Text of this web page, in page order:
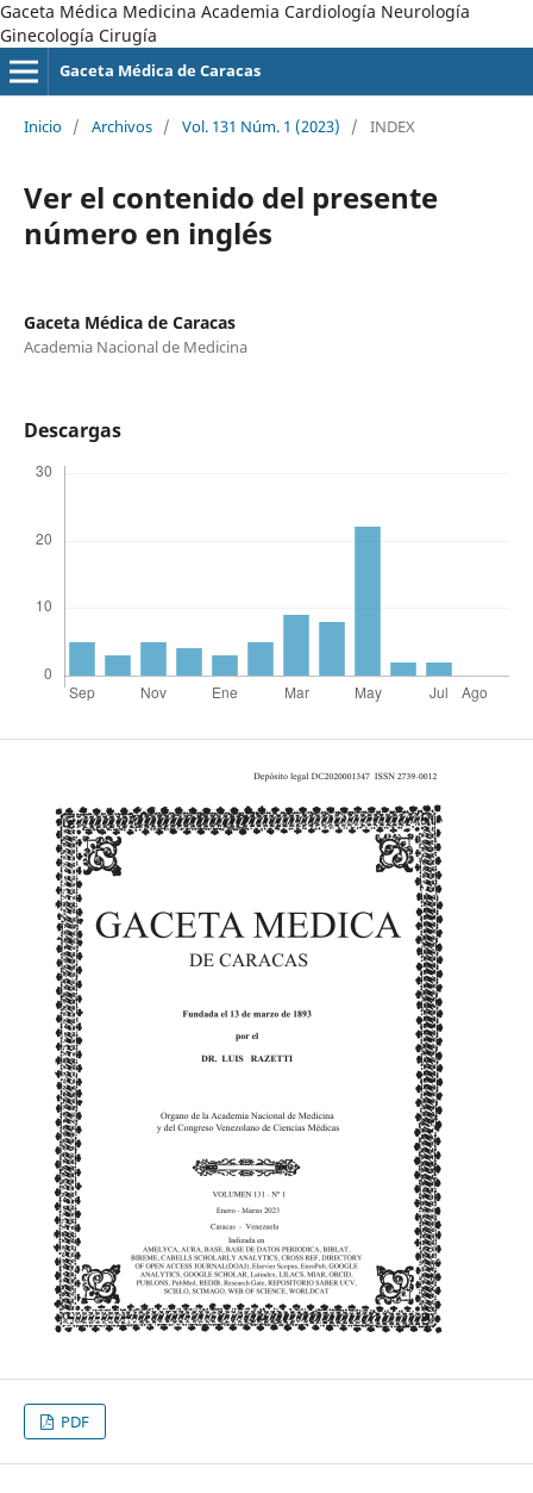
Gaceta Médica Medicina Academia Cardiología Neurología
Ginecología Cirugía
Gaceta Médica de Caracas
Inicio / Archivos / Vol. 131 Núm. 1 (2023) / INDEX
Ver el contenido del presente
número en inglés
Gaceta Médica de Caracas
Academia Nacional de Medicina
Descargas
PDF